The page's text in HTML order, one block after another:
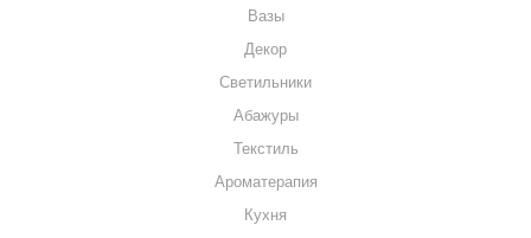
Вазы
Декор
Светильники
Абажуры
Текстиль
Ароматерапия
Кухня